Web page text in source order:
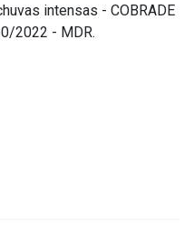
intensas - COBRADE
2022 - MDR.